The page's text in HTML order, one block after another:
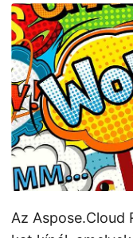
Az Aspose.Cloud